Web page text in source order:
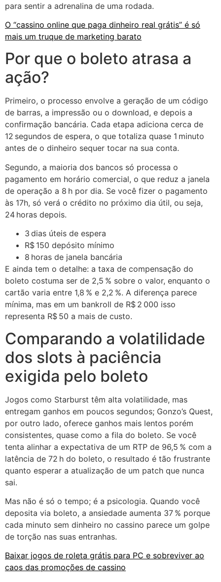
para sentir a adrenalina de uma rodada.
O “cassino online que paga dinheiro real grátis” é só
mais um truque de marketing barato
Por que o boleto atrasa a
ação?
Primeiro, o processo envolve a geração de um código
de barras, a impressão ou o download, e depois a
confirmação bancária. Cada etapa adiciona cerca de
12 segundos de espera, o que totaliza quase 1 minuto
antes de o dinheiro sequer tocar na sua conta.
Segundo, a maioria dos bancos só processa o
pagamento em horário comercial, o que reduz a janela
de operação a 8 h por dia. Se você fizer o pagamento
às 17h, só verá o crédito no próximo dia útil, ou seja,
24 horas depois.
3 dias úteis de espera
R$ 150 depósito mínimo
8 horas de janela bancária
E ainda tem o detalhe: a taxa de compensação do
boleto costuma ser de 2,5 % sobre o valor, enquanto o
cartão varia entre 1,8 % e 2,2 %. A diferença parece
mínima, mas em um bankroll de R$ 2 000 isso
representa R$ 50 a mais de custo.
Comparando a volatilidade
dos slots à paciência
exigida pelo boleto
Jogos como Starburst têm alta volatilidade, mas
entregam ganhos em poucos segundos; Gonzo’s Quest,
por outro lado, oferece ganhos mais lentos porém
consistentes, quase como a fila do boleto. Se você
tenta alinhar a expectativa de um RTP de 96,5 % com a
latência de 72 h do boleto, o resultado é tão frustrante
quanto esperar a atualização de um patch que nunca
sai.
Mas não é só o tempo; é a psicologia. Quando você
deposita via boleto, a ansiedade aumenta 37 % porque
cada minuto sem dinheiro no cassino parece um golpe
de torção nas suas entranhas.
Baixar jogos de roleta grátis para PC e sobreviver ao
caos das promoções de cassino